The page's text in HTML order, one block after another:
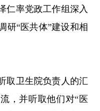
仁率党政工作组深入
研“医共体”建设和相
取卫生院负责人的汇
，并听取他们对“医